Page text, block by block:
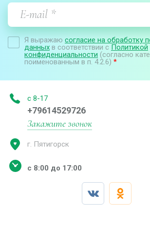
Я выражаю согласие на обработку
данных в соответствии с Политикой
конфиденциальности (согласно
поименованным в п. 4.2.6) *
с 8-17
+79614529726
Закажите звонок
г. Пятигорск
с 8:00 до 17:00